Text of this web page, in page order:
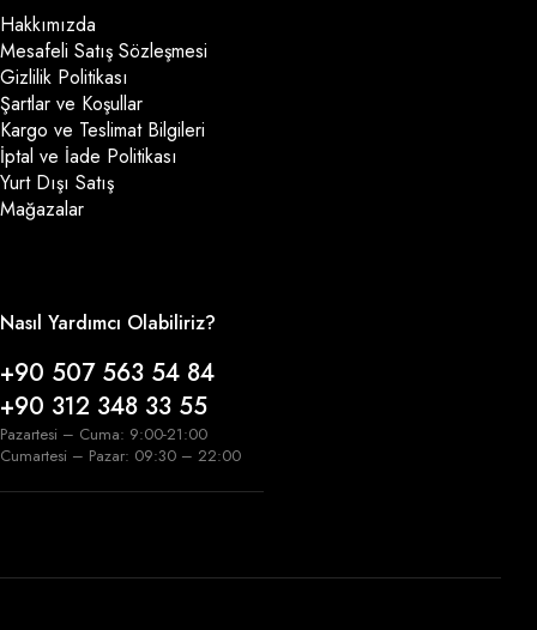
Hakkımızda
Mesafeli Satış Sözleşmesi
Gizlilik Politikası
Şartlar ve Koşullar
Kargo ve Teslimat Bilgileri
İptal ve İade Politikası
Yurt Dışı Satış
Mağazalar
Nasıl Yardımcı Olabiliriz?
+90 507 563 54 84
+90 312 348 33 55
Pazartesi – Cuma: 9:00-21:00
Cumartesi – Pazar: 09:30 – 22:00